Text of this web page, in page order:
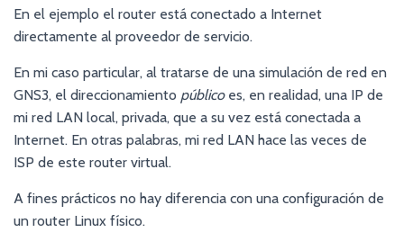
En el ejemplo el router está conectado a Internet
directamente al proveedor de servicio.
En mi caso particular, al tratarse de una simulación de red en
GNS3, el direccionamiento públicoes, en realidad, una IP de
mi red LAN local, privada, que a su vez está conectada a
Internet. En otras palabras, mi red LAN hace las veces de
ISP de este router virtual.
A fines prácticos no hay diferencia con una configuración de
un router Linux físico.